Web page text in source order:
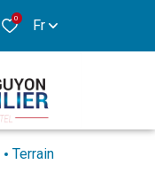
0 Fr
Terrain